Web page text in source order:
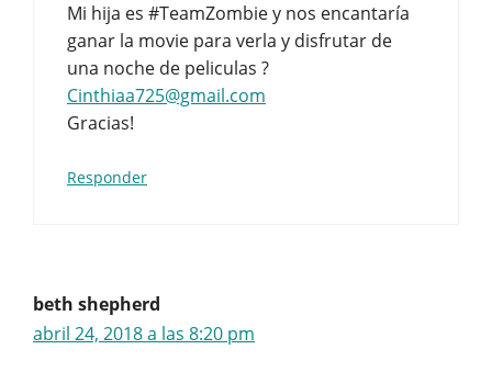
Mi hija es #TeamZombie y nos encantaría
ganar la movie para verla y disfrutar de
una noche de peliculas ?
Cinthiaa725@gmail.com
Gracias!
Responder
beth shepherd
abril 24, 2018 a las 8:20 pm